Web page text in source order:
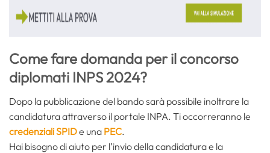
Come fare domanda per il concorso
diplomati INPS 2024?
Dopo la pubblicazione del bando sarà possibile inoltrare la
candidatura attraverso il portale INPA. Ti occorreranno le
credenziali SPIDe una PEC.
Hai bisogno di aiuto per l’invio della candidatura e la